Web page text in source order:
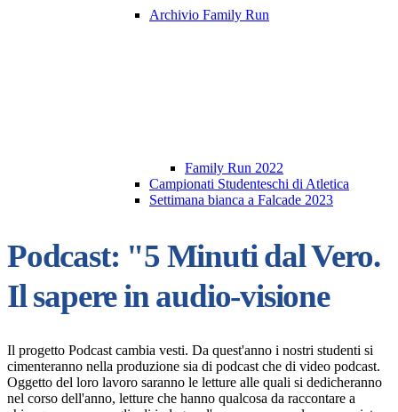
Archivio Family Run
Family Run 2022
Campionati Studenteschi di Atletica
Settimana bianca a Falcade 2023
Podcast: "5 Minuti dal Vero.
Il sapere in audio-visione
Il progetto Podcast cambia vesti. Da quest'anno i nostri studenti si
cimenteranno nella produzione sia di podcast che di video podcast.
Oggetto del loro lavoro saranno le letture alle quali si dedicheranno
nel corso dell'anno, letture che hanno qualcosa da raccontare a